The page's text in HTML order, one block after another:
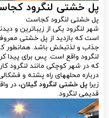
پل خشتی لنگرود
پل خشتی لنگرود کجاست
شهر لنگرود یکی از زیباترین و
است که بازدید از پل خشتی
جذاب و لذت­بخش باشد. همانطور
لنگرود واقع است. پس برای پیدا
که در شهر کوچکی مانند لنگرود
درباره محله­های راه پشته و
زیرا پل خشتی لنگرود گیلان، در
قدیمی لنگرود.